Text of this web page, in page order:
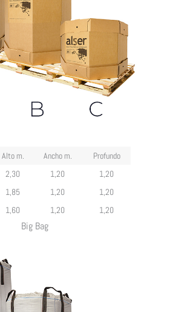
Alto m. Ancho m.
Profundo
2,30 1,20
1,20
1,85 1,20
1,20
1,60 1,20 1,20
Big Bag